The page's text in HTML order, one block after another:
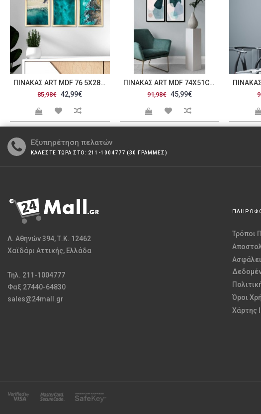
ΠΊΝΑΚΑΣ ART MDF 76 5X28 5CM C471297
85,98€ 42,99€
ΠΊΝΑΚΑΣ ART MDF 74X51CM C471298
91,98€ 45,99€
Εξυπηρέτηση πελατών
ΚΑΛΕΣΤΕ ΤΩΡΑ ΣΤΟ: 211-1004777 (30 ΓΡΑΜΜΕΣ)
Λ. Αθηνών 394, Τ.Κ. 12462
Χαϊδάρι Αττικής, Ελλάδα
Τηλ. 211-1004777
Φαξ 27440-64830
sales@24mall.gr
Τρόποι
Όροι
Χάρτης